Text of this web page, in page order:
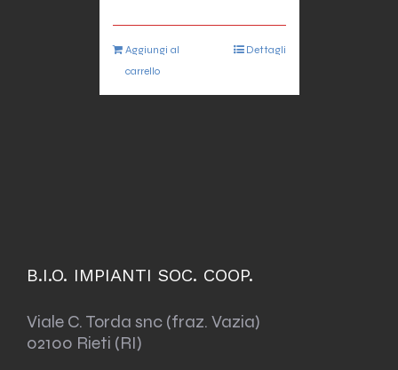
Aggiungi al
carrello
Dettagli
B.I.O. IMPIANTI SOC. COOP.
Viale C. Torda snc (fraz. Vazia)
02100 Rieti (RI)